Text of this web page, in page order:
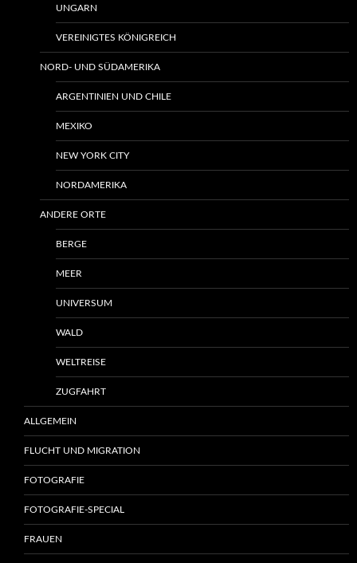
UNGARN
VEREINIGTES KÖNIGREICH
NORD- UND SÜDAMERIKA
ARGENTINIEN UND CHILE
MEXIKO
NEW YORK CITY
NORDAMERIKA
ANDERE ORTE
BERGE
MEER
UNIVERSUM
WALD
WELTREISE
ZUGFAHRT
ALLGEMEIN
FLUCHT UND MIGRATION
FOTOGRAFIE
FOTOGRAFIE-SPECIAL
FRAUEN